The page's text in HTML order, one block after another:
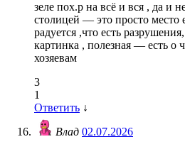
зеле пох.р на всё и вся , да и
столицей — это просто место
радуется ,что есть
картинка , полезная — есть о
хозяевам
3
1
Ответить ↓
Влад 02.07.2026